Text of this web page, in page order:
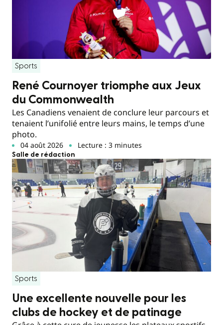
Sports
René Cournoyer triomphe aux Jeux
du Commonwealth
Les Canadiens venaient de conclure leur parcours et
tenaient l’unifolié entre leurs mains, le temps d’une
photo.
04 août 2026 Lecture : 3 minutes
Salle de rédaction
Sports
Une excellente nouvelle pour les
clubs de hockey et de patinage